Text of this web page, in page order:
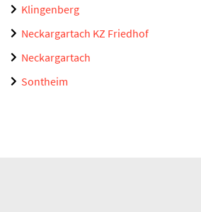
Klingenberg
Neckargartach KZ Friedhof
Neckargartach
Sontheim